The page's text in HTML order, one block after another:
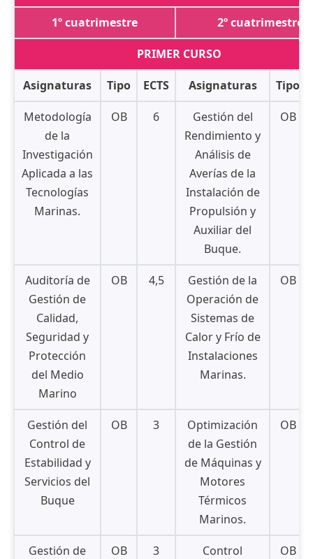
1º cuatrimestre 2º cuatrimestre
PRIMER CURSO
Asignaturas Tipo ECTS Asignaturas Tipo
Metodología
de la
Investigación
Aplicada a las
Tecnologías
Marinas.
OB 6
Gestión del
Rendimiento y
Análisis de
Averías de la
Instalación de
Propulsión y
Auxiliar del
Buque.
OB
Auditoría de
Gestión de
Calidad,
Seguridad y
Protección
del Medio
Marino
OB 4,5
Gestión de la
Operación de
Sistemas de
Calor y Frío de
Instalaciones
Marinas.
OB
Gestión del
Control de
Estabilidad y
Servicios del
Buque
OB 3
Optimización
de la Gestión
de Máquinas y
Motores
Térmicos
Marinos.
OB
Gestión de
OB 3
Control
OB